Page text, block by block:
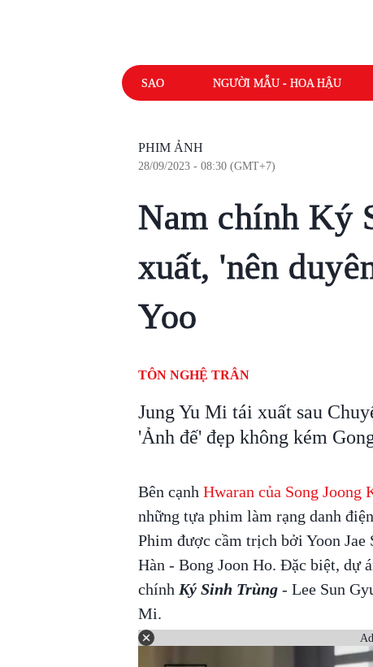
SAO NGƯỜI MẪU - HOA HẬU
PHIM ẢNH
28/09/2023 - 08:30 (GMT+7)
Nam chính Ký
xuất, 'nên
Yoo
TÔN NGHỆ TRÂN
Jung Yu Mi tái xuất sau
'Ảnh đế' đẹp không kém
Bên cạnh Hwaran của Song Joong
những tựa phim làm rạng danh
Phim được cầm trịch bởi Yoon Jae
Hàn - Bong Joon Ho. Đặc biệt, dự
chính Ký Sinh Trùng- Lee Sun
Mi.